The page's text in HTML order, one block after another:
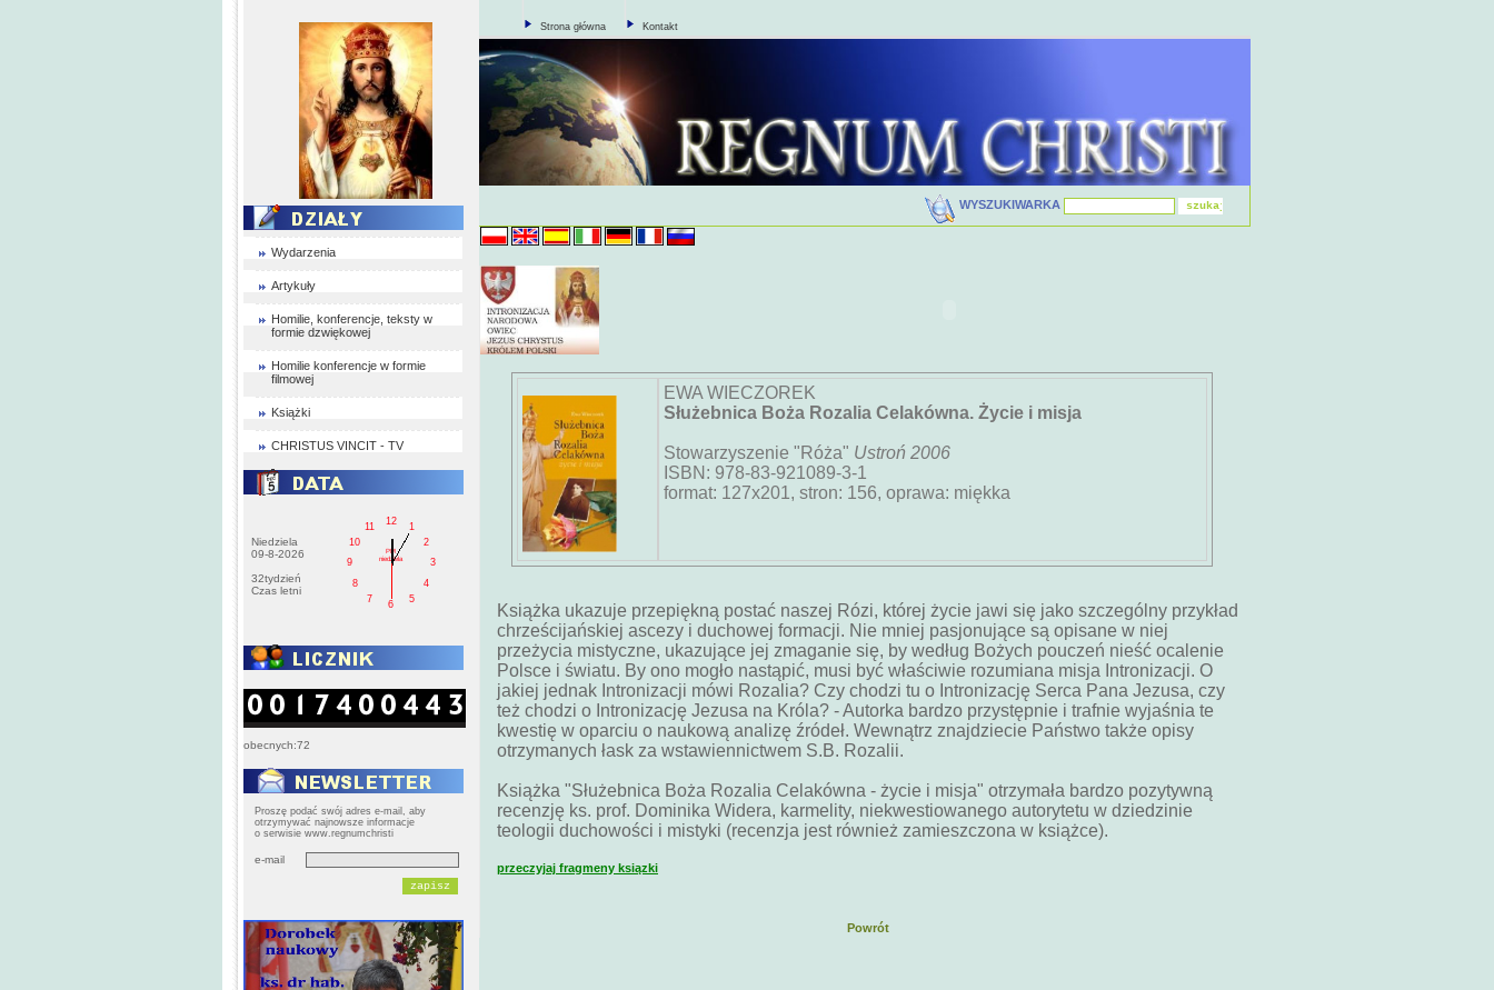
Wydarzenia
Artykuły
Homilie, konferencje, teksty w
formie dzwiękowej
Homilie konferencje w formie
filmowej
Książki
CHRISTUS VINCIT - TV
Niedziela
09-8-2026
32tydzień
Czas letni
1
2
3
4
5
6
7
8
9
10
11
12
PM
niedziela
obecnych:72
Proszę podać swój adres e-mail, aby
otrzymywać najnowsze informacje
o serwisie www.regnumchristi
e-mail
Strona główna Kontakt
WYSZUKIWARKA
EWA WIECZOREK
Służebnica Boża Rozalia Celakówna. Życie i misja
Stowarzyszenie "Róża" Ustroń 2006
ISBN: 978-83-921089-3-1
format: 127x201, stron: 156, oprawa: miękka
Książka ukazuje przepiękną postać naszej Rózi, której życie jawi się jako szczególny przykład
chrześcijańskiej ascezy i duchowej formacji. Nie mniej pasjonujące są opisane w niej
przeżycia mistyczne, ukazujące jej zmaganie się, by według Bożych pouczeń nieść ocalenie
Polsce i światu. By ono mogło nastąpić, musi być właściwie rozumiana misja Intronizacji. O
jakiej jednak Intronizacji mówi Rozalia? Czy chodzi tu o Intronizację Serca Pana Jezusa, czy
też chodzi o Intronizację Jezusa na Króla? - Autorka bardzo przystępnie i trafnie wyjaśnia te
kwestię w oparciu o naukową analizę źródeł. Wewnątrz znajdziecie Państwo także opisy
otrzymanych łask za wstawiennictwem S.B. Rozalii.
Książka "Służebnica Boża Rozalia Celakówna - życie i misja" otrzymała bardzo pozytywną
recenzję ks. prof. Dominika Widera, karmelity, niekwestiowanego autorytetu w dziedzinie
teologii duchowości i mistyki (recenzja jest również zamieszczona w książce).
przeczyjaj fragmeny ksiązki
Powrót